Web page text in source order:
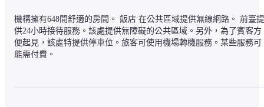
機構擁有648間舒適的房間。 飯店 在公共區域提供無線網路。 前臺提
供24小時接待服務。該處提供無障礙的公共區域。另外，為了賓客方
便起見，該處特提供停車位。旅客可使用機場轉機服務。某些服務可
能需付費。